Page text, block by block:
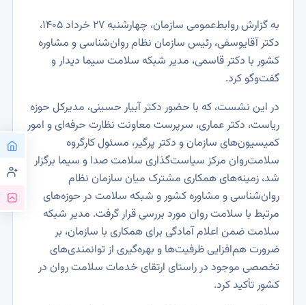
به گزارش روابط‌عمومی سازمان، چهارشنبه ۲۷ خرداد ۱۴۰۵،
دکتر آقایوسفی، رئیس سازمان نظام روان‌شناسی و مشاوره
کشور با دکتر قاسمی، مدیر شبکه سلامت سیما دیدار و
گفت‌وگو کرد.
در این نشست، که با حضور دکتر آبیار حسینی، مدیرکل حوزه
ریاست، دکتر عماری، سرپرست معاونت نظارت حرفه‌ای و امور
کمیسیون‌های سازمان و دکتر پرگیر، مسئول کارگروه
سلامت‌روان مرکز سیاست‌گذاری سلامت صدا و سیما برگزار
شد، زمینه‌های همکاری مشترک میان سازمان نظام
روان‌شناسی و مشاوره کشور و شبکه سلامت در حوزه‌های
مرتبط با سلامت روان مورد بررسی قرار گرفت. مدیر شبکه
سلامت ضمن اعلام آمادگی برای همکاری با سازمان، بر
ضرورت هم‌افزایی ظرفیت‌ها و بهره‌گیری از توانمندی‌های
تخصصی موجود در راستای ارتقای خدمات سلامت روان در
کشور تأکید کرد.